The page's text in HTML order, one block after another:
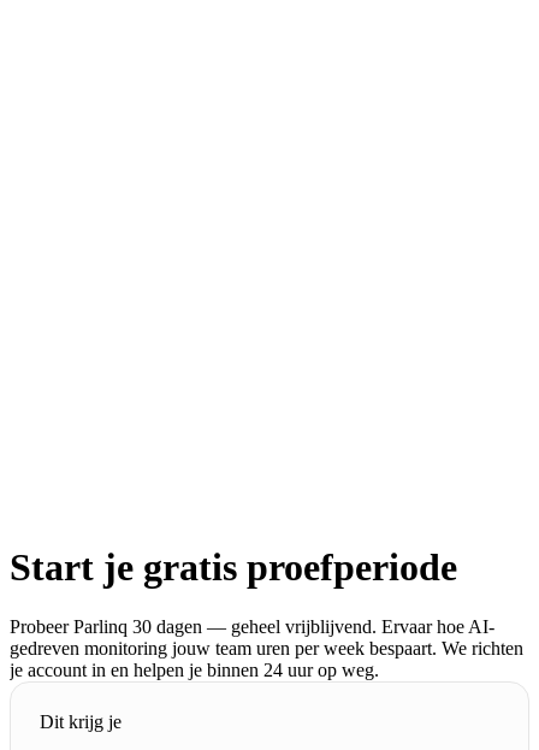
Start je gratis proefperiode
Probeer Parlinq 30 dagen — geheel vrijblijvend. Ervaar hoe AI-
gedreven monitoring jouw team uren per week bespaart. We richten
je account in en helpen je binnen 24 uur op weg.
Dit krijg je